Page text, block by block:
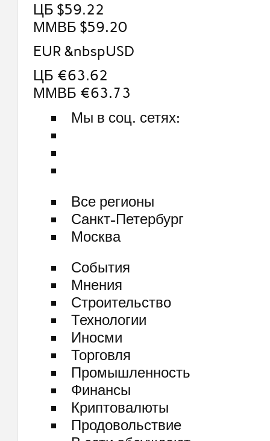
ЦБ $59.22
ММВБ $59.20
EUR &nbspUSD
ЦБ €63.62
ММВБ €63.73
Мы в соц. сетях:
Все регионы
Санкт-Петербург
Москва
События
Мнения
Строительство
Технологии
Иносми
Торговля
Промышленность
Финансы
Криптовалюты
Продовольствие